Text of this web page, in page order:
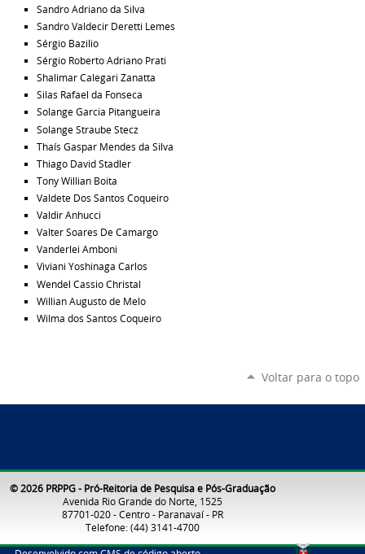
Sandro Adriano da Silva
Sandro Valdecir Deretti Lemes
Sérgio Bazilio
Sérgio Roberto Adriano Prati
Shalimar Calegari Zanatta
Silas Rafael da Fonseca
Solange Garcia Pitangueira
Solange Straube Stecz
Thaís Gaspar Mendes da Silva
Thiago David Stadler
Tony Willian Boita
Valdete Dos Santos Coqueiro
Valdir Anhucci
Valter Soares De Camargo
Vanderlei Amboni
Viviani Yoshinaga Carlos
Wendel Cassio Christal
Willian Augusto de Melo
Wilma dos Santos Coqueiro
Voltar para o topo
© 2026 PRPPG - Pró-Reitoria de Pesquisa e Pós-Graduação
Avenida Rio Grande do Norte, 1525
87701-020 - Centro - Paranavaí - PR
Telefone: (44) 3141-4700